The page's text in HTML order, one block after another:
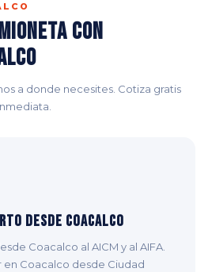
con
a donde necesites. Cotiza gratis
desde Coacalco
Coacalco al AICM y al AIFA.
Coacalco desde Ciudad